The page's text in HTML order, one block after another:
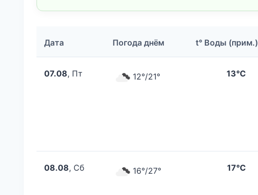
Дата Погода днём t° Воды (прим.)
07.08, Пт 12°/21° 13°C
08.08, Сб 16°/27° 17°C